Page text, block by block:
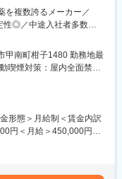
した会計処理・データ管
されており、そのうち経
面談の場を設けていま
複数誇るメーカー／
性◎／中途入社者多数で
◆◇
者メーカー「アークレ
証部門のマネジメント
甲南町柑子1480 勤務地最
喫煙対策：屋内全面禁煙
形態＞月給制＜賃金内訳
円＜月給＞450,000円～